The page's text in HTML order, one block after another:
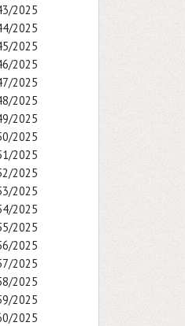
2025
2025
2025
2025
2025
2025
2025
2025
2025
2025
2025
2025
2025
2025
2025
2025
2025
2025